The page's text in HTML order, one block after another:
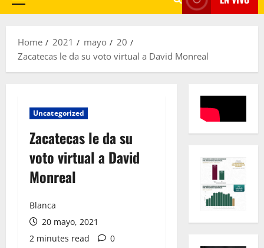
Primary
Home 2021 mayo
20
Zacatecas le da su voto virtual a David Monreal
Uncategorized
Zacatecas le da su
voto virtual a David
Monreal
Blanca
20 mayo, 2021
2 minutes read
0